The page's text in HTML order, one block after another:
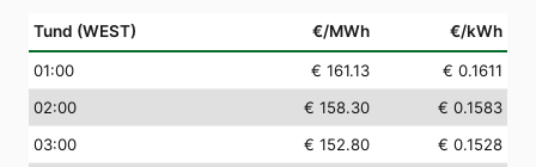
Tund (WEST) €/MWh €/kWh
01:00 € 161.13
€ 0.1611
02:00 € 158.30
€ 0.1583
03:00 € 152.80
€ 0.1528